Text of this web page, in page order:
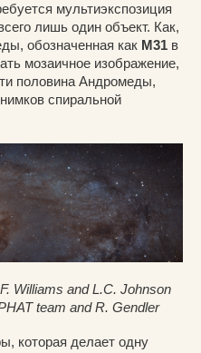
мультиэкспозиция
лишь один объект. Как,
обозначенная как M31 в
мозаичное изображение,
половина Андромеды,
спиральной
Williams and L.C. Johnson
team and R. Gendler
которая делает одну